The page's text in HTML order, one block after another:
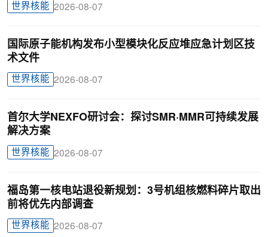
世界核能 2026-08-07
国际原子能机构发布小型模块化反应堆应急计划区技
术文件
世界核能 2026-08-07
首尔大学NEXFO研讨会：探讨SMR·MMR可持续发展
解决方案
世界核能 2026-08-07
福岛第一核电站退役新规划：3号机组核燃料碎片取出
前将优先内部调查
世界核能 2026-08-07